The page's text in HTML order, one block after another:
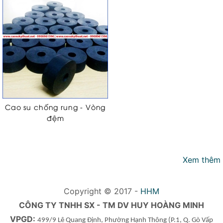
Cao su chống rung - Vòng
đệm
Xem thêm
Copyright © 2017 - HHM
CÔNG TY TNHH SX - TM DV HUY HOÀNG MINH
VPGD: 499/9 Lê Quang Định, Phường Hạnh Thông (P.1, Q. Gò Vấp